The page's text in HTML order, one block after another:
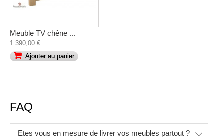
Meuble TV chêne ...
1 390,00 €
Ajouter au panier
FAQ
Etes vous en mesure de livrer vos meubles partout ?